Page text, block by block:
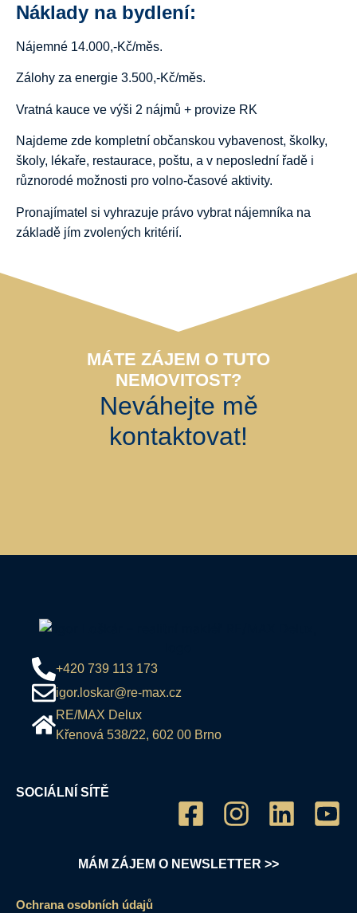
Náklady na bydlení:
Nájemné 14.000,-Kč/měs.
Zálohy za energie 3.500,-Kč/měs.
Vratná kauce ve výši 2 nájmů + provize RK
Najdeme zde kompletní občanskou vybavenost, školky,
školy, lékaře, restaurace, poštu, a v neposlední řadě i
různorodé možnosti pro volno-časové aktivity.
Pronajímatel si vyhrazuje právo vybrat nájemníka na
základě jím zvolených kritérií.
MÁTE ZÁJEM O TUTO
NEMOVITOST?
Neváhejte mě
kontaktovat!
+420 739 113 173
igor.loskar@re-max.cz
RE/MAX Delux
Křenová 538/22, 602 00 Brno
SOCIÁLNÍ SÍTĚ
MÁM ZÁJEM O NEWSLETTER >>
Ochrana osobních údajů